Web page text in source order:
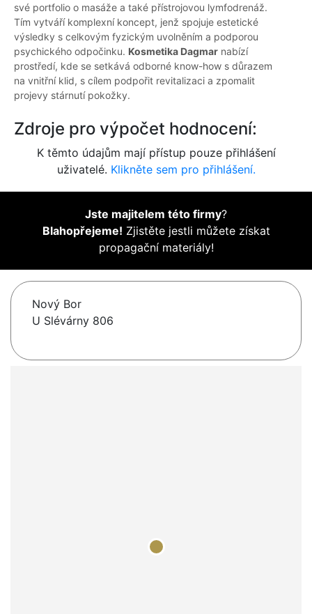
své portfolio o masáže a také přístrojovou lymfodrenáž.
Tím vytváří komplexní koncept, jenž spojuje estetické
výsledky s celkovým fyzickým uvolněním a podporou
psychického odpočinku. Kosmetika Dagmar nabízí
prostředí, kde se setkává odborné know-how s důrazem
na vnitřní klid, s cílem podpořit revitalizaci a zpomalit
projevy stárnutí pokožky.
Zdroje pro výpočet hodnocení:
K těmto údajům mají přístup pouze přihlášení
uživatelé. Klikněte sem pro přihlášení.
Jste majitelem této firmy?
Blahopřejeme! Zjistěte jestli můžete získat
propagační materiály!
Nový Bor
U Slévárny 806